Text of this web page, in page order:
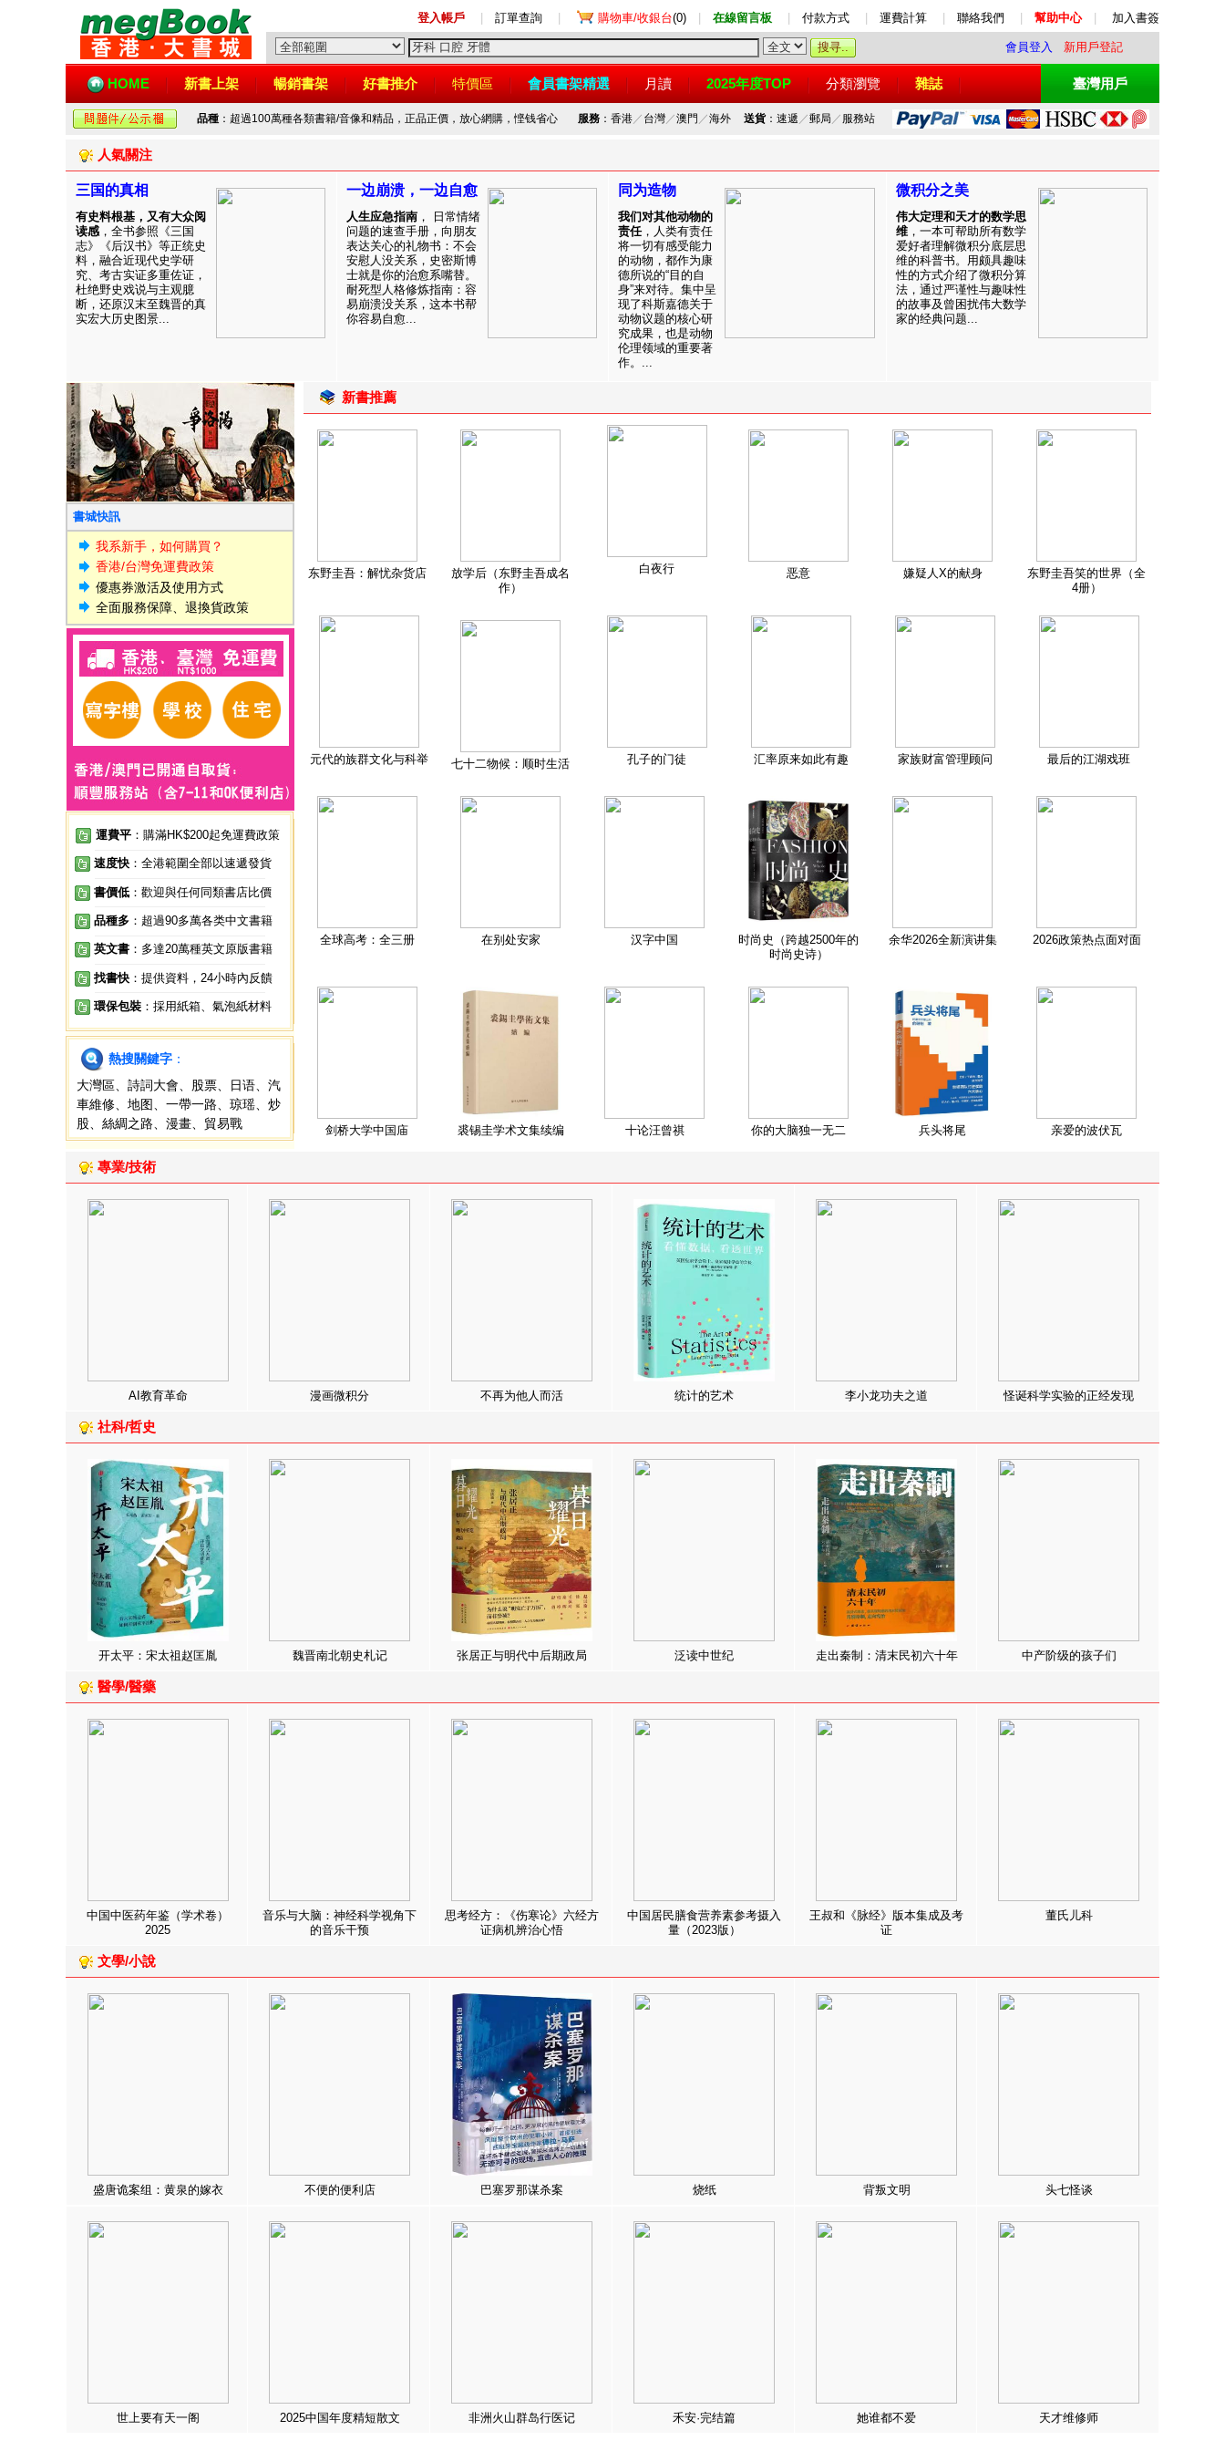
登入帳戶 訂單查詢 購物車/收銀台(0) 在線留言板 付款方式 運費計算 聯絡我們 幫助中心 加入書簽
會員登入 新用戶登記
HOME 新書上架 暢銷書架 好書推介 特價區 會員書架精選 月讀 2025年度TOP 分類瀏覽 雜誌 臺灣用戶
品種 ：超過100萬種各類書籍/音像和精品，正品正價，放心網購，悭钱省心 服務：香港／ 台灣／澳門 ／海外 送貨：速遞 ／郵局 ／ 服務站
人氣關注
三国的真相
有史料根基，又有大众阅
读感 ，全书参照《三国
志》《后汉书》等正统史
料，融合近现代史学研
究、考古实证多重佐证，
杜绝野史戏说与主观臆
断，还原汉末至魏晋的真
实宏大历史图景...
一边崩溃，一边自愈
人生应急指南 ， 日常情绪
问题的速查手册，向朋友
表达关心的礼物书：不会
安慰人没关系，史密斯博
士就是你的治愈系嘴替。
耐死型人格修炼指南：容
易崩溃没关系，这本书帮
你容易自愈...
同为造物
我们对其他动物的
责任，人类有责任
将一切有感受能力
的动物，都作为康
德所说的“目的自
身”来对待。集中呈
现了科斯嘉德关于
动物议题的核心研
究成果，也是动物
伦理领域的重要著
作。...
微积分之美
伟大定理和天才的数学思
维 ，一本可帮助所有数学
爱好者理解微积分底层思
维的科普书。用颇具趣味
性的方式介绍了微积分算
法，通过严谨性与趣味性
的故事及曾困扰伟大数学
家的经典问题...
書城快訊
我系新手，如何購買？
香港/台灣免運費政策
優惠券激活及使用方式
全面服務保障、退換貨政策
運費平 ：購滿HK$200起免運費政策
速度快 ：全港範圍全部以速遞發貨
書價低 ：歡迎與任何同類書店比價
品種多 ：超過90多萬各类中文書籍
英文書 ：多達20萬種英文原版書籍
找書快 ：提供資料，24小時內反饋
環保包裝 ：採用紙箱、氣泡紙材料
熱搜關鍵字 ：
大灣區
詩詞大會 股票 日语
汽
車維修
地图 一帶一路 琼瑶
炒
股
絲綢之路 漫畫 貿易戰
新書推薦
东野圭吾：解忧杂货店
放学后（东野圭吾成名
作）
白夜行 恶意 嫌疑人X的献身
东野圭吾笑的世界（全
4册）
元代的族群文化与科举 七十二物候：顺时生活 孔子的门徒 汇率原来如此有趣 家族财富管理顾问 最后的江湖戏班
全球高考：全三册 在别处安家 汉字中国
时尚史（跨越2500年的
时尚史诗）
余华2026全新演讲集 2026政策热点面对面
剑桥大学中国庙 裘锡圭学术文集续编 十论汪曾祺 你的大脑独一无二 兵头将尾 亲爱的波伏瓦
專業/技術
AI教育革命 漫画微积分 不再为他人而活 统计的艺术 李小龙功夫之道 怪诞科学实验的正经发现
社科/哲史
开太平：宋太祖赵匡胤 魏晋南北朝史札记 张居正与明代中后期政局 泛读中世纪 走出秦制：清末民初六十年 中产阶级的孩子们
醫學/醫藥
中国中医药年鉴（学术卷）
2025
音乐与大脑：神经科学视角下
的音乐干预
思考经方：《伤寒论》六经方
证病机辨治心悟
中国居民膳食营养素参考摄入
量（2023版）
王叔和《脉经》版本集成及考
证
董氏儿科
文學/小說
盛唐诡案组：黄泉的嫁衣 不便的便利店 巴塞罗那谋杀案 烧纸 背叛文明 头七怪谈
世上要有天一阁 2025中国年度精短散文 非洲火山群岛行医记 禾安·完结篇 她谁都不爱 天才维修师